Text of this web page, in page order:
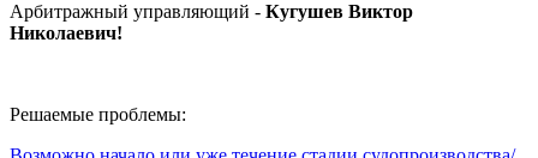
Арбитражный управляющий - Кугушев Виктор
Николаевич!
Решаемые проблемы: